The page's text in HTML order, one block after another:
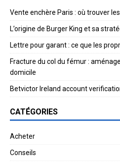
Vente enchère Paris : où trouver
L’origine de Burger King et sa
Lettre pour garant : ce que les
Fracture du col du fémur :
domicile
Betvictor Ireland account
CATÉGORIES
Acheter
Conseils